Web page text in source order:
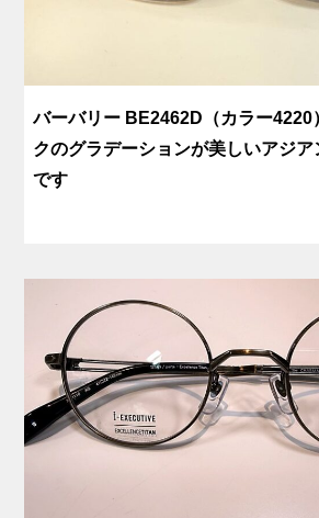
バーバリー BE2462D（カラー4220
クのグラデーションが美しいアジ
です